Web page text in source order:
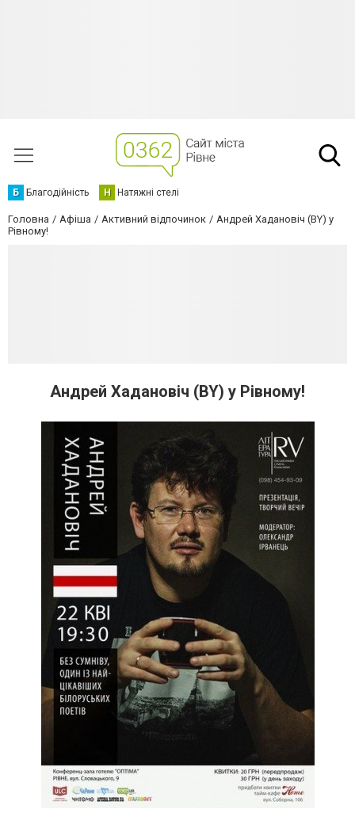
Б Благодійність Н Натяжні стелі
Головна Афіша Активний відпочинок
Андрей Хадановіч (BY) у
Рівному!
Андрей Хадановіч (BY) у Рівному!